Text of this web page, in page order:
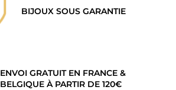
BIJOUX SOUS GARANTIE
ENVOI GRATUIT EN FRANCE &
BELGIQUE À PARTIR DE 120€